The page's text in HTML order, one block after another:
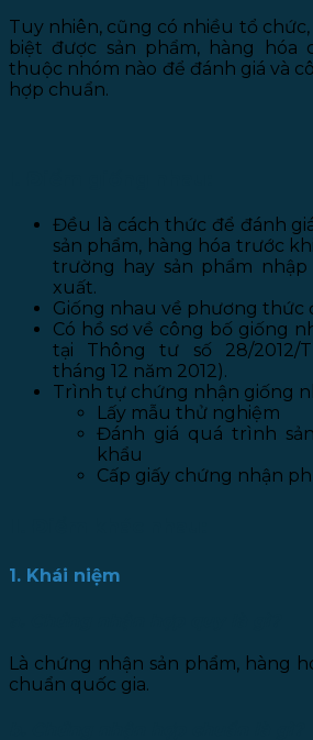
Tuy nhiên, cũng có nhiều tổ
biệt được sản phẩm, hàng hóa
thuộc nhóm nào để đánh giá và
hợp chuẩn.
Đều là cách thức để đánh
sản phẩm, hàng hóa trước
trường hay sản phẩm
xuất.
Giống nhau về phương thức
Có hồ sơ về công bố giống
tại Thông tư số 28/2012/
tháng 12 năm 2012).
Trình tự chứng nhận giống
Lấy mẫu thử nghiệm
Đánh giá quá trình
khẩu
Cấp giấy chứng nhận
1. Khái niệm
Là chứng nhận sản phẩm, hàng
chuẩn quốc gia.